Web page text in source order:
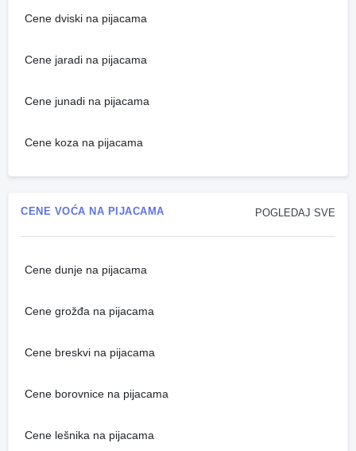
Cene dviski na pijacama
Cene jaradi na pijacama
Cene junadi na pijacama
Cene koza na pijacama
POGLEDAJ SVE
CENE VOĆA NA PIJACAMA
Cene dunje na pijacama
Cene grožđa na pijacama
Cene breskvi na pijacama
Cene borovnice na pijacama
Cene lešnika na pijacama